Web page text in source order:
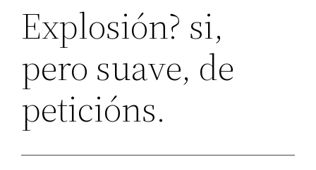
Explosión? si,
pero suave, de
peticións.